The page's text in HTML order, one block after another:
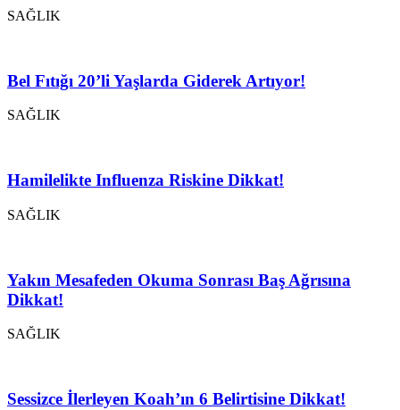
SAĞLIK
Bel Fıtığı 20’li Yaşlarda Giderek Artıyor!
SAĞLIK
Hamilelikte Influenza Riskine Dikkat!
SAĞLIK
Yakın Mesafeden Okuma Sonrası Baş Ağrısına
Dikkat!
SAĞLIK
Sessizce İlerleyen Koah’ın 6 Belirtisine Dikkat!